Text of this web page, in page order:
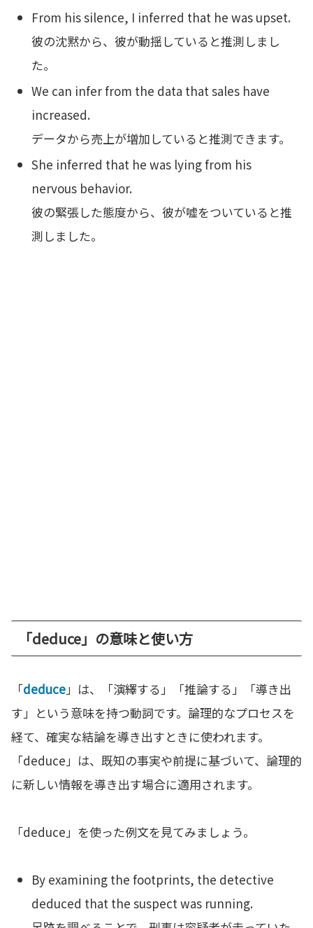
From his silence, I inferred that he was upset.
彼の沈黙から、彼が動揺していると推測しまし
た。
We can infer from the data that sales have
increased.
データから売上が増加していると推測できます。
She inferred that he was lying from his
nervous behavior.
彼の緊張した態度から、彼が嘘をついていると推
測しました。
「deduce」の意味と使い方
「deduce」は、「演繹する」「推論する」「導き出
す」という意味を持つ動詞です。論理的なプロセスを
経て、確実な結論を導き出すときに使われます。
「deduce」は、既知の事実や前提に基づいて、論理的
に新しい情報を導き出す場合に適用されます。
「deduce」を使った例文を見てみましょう。
By examining the footprints, the detective
deduced that the suspect was running.